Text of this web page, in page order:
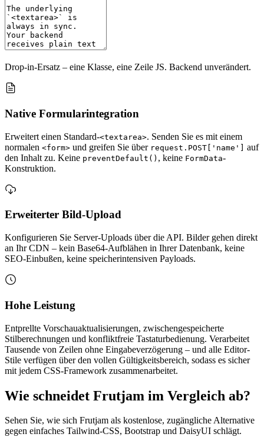
Drop-in-Ersatz – eine Klasse, eine Zeile JS. Backend unverändert.
Native Formularintegration
Erweitert einen Standard-<textarea>. Senden Sie es mit einem
normalen <form> und greifen Sie über request.POST['name']
auf
den Inhalt zu. Keine preventDefault() , keine FormData-
Konstruktion.
Erweiterter Bild-Upload
Konfigurieren Sie Server-Uploads über die API. Bilder gehen direkt
an Ihr CDN – kein Base64-Aufblähen in Ihrer Datenbank, keine
SEO-Einbußen, keine speicherintensiven Payloads.
Hohe Leistung
Entprellte Vorschauaktualisierungen, zwischengespeicherte
Stilberechnungen und konfliktfreie Tastaturbedienung. Verarbeitet
Tausende von Zeilen ohne Eingabeverzögerung – und alle Editor-
Stile verfügen über den vollen Gültigkeitsbereich, sodass es sicher
mit jedem CSS-Framework zusammenarbeitet.
Wie schneidet Frutjam im Vergleich ab?
Sehen Sie, wie sich Frutjam als kostenlose, zugängliche Alternative
gegen einfaches Tailwind-CSS, Bootstrap und DaisyUI schlägt.